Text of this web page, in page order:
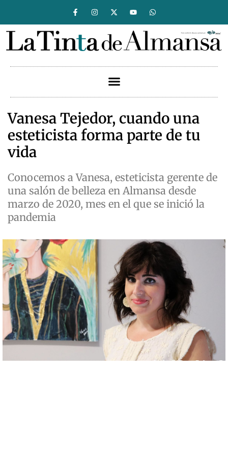
Vanesa Tejedor, cuando una
esteticista forma parte de tu
vida
Conocemos a Vanesa, esteticista gerente de
una salón de belleza en Almansa desde
marzo de 2020, mes en el que se inició la
pandemia